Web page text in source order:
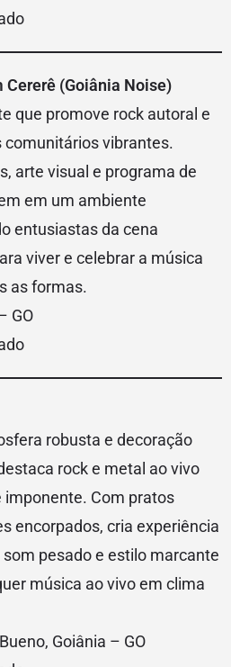
(Goiânia Noise)
que promove rock autoral e
vibrantes.
arte visual e programa de
em um ambiente
entusiastas da cena
viver e celebrar a música
as formas.
GO
robusta e decoração
rock e metal ao vivo
Com pratos
encorpados, cria experiência
pesado e estilo marcante
música ao vivo em clima
Goiânia – GO